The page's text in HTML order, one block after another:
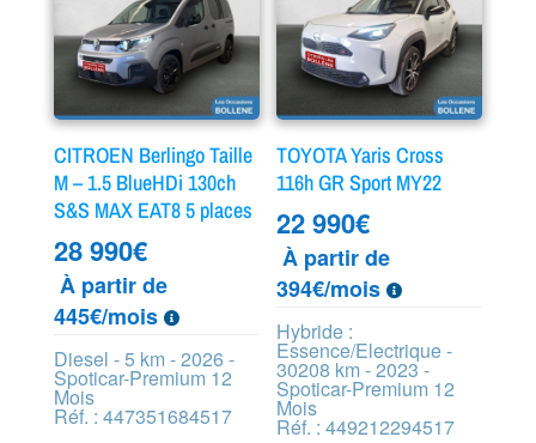
CITROEN Berlingo Taille
M – 1.5 BlueHDi 130ch
S&S MAX EAT8 5 places
28 990€
À partir de
445€/mois
Diesel - 5 km - 2026 -
Spoticar-Premium 12
Mois
Réf. : 447351684517
TOYOTA Yaris Cross
116h GR Sport MY22
22 990€
À partir de
394€/mois
Hybride :
Essence/Electrique -
30208 km - 2023 -
Spoticar-Premium 12
Mois
Réf. : 449212294517